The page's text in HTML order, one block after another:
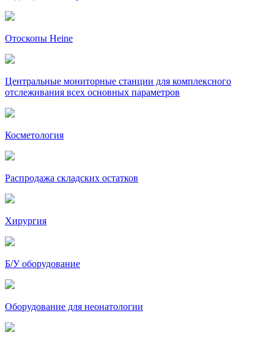
Отоскопы Heine
Центральные мониторные станции для комплексного
отслеживания всех основных параметров
Косметология
Распродажа складских остатков
Хирургия
Б/У оборудование
Оборудование для неонатологии